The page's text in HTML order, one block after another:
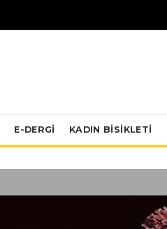
E-DERGİ KADIN BISIKLETI